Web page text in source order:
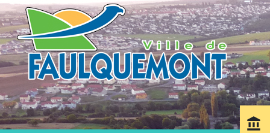
account_balance